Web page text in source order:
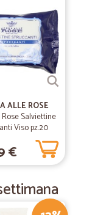
ALLE ROSE
Salviettine
Viso pz.20
€